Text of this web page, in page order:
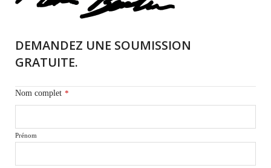
DEMANDEZ UNE SOUMISSION
GRATUITE.
Nom complet *
Prénom